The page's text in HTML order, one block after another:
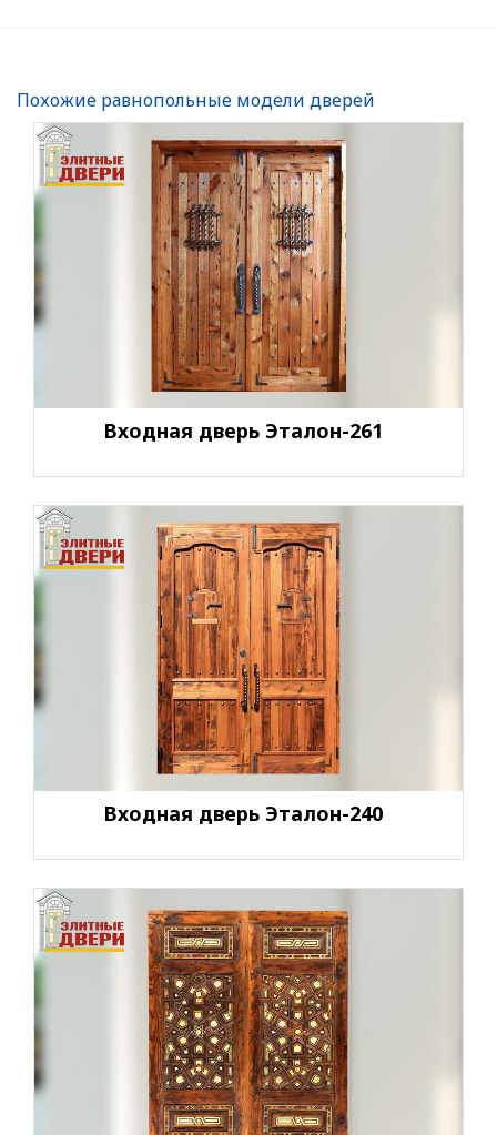
Похожие равнопольные модели дверей
Входная дверь Эталон-261
Входная дверь Эталон-240